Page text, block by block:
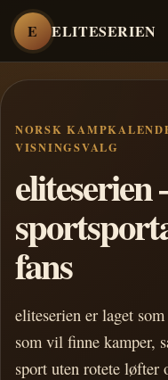
E ELITESERIEN
NORSK
VISNINGSVALG
fans
eliteserien er laget
som vil finne kamper,
sport uten rotete løfter